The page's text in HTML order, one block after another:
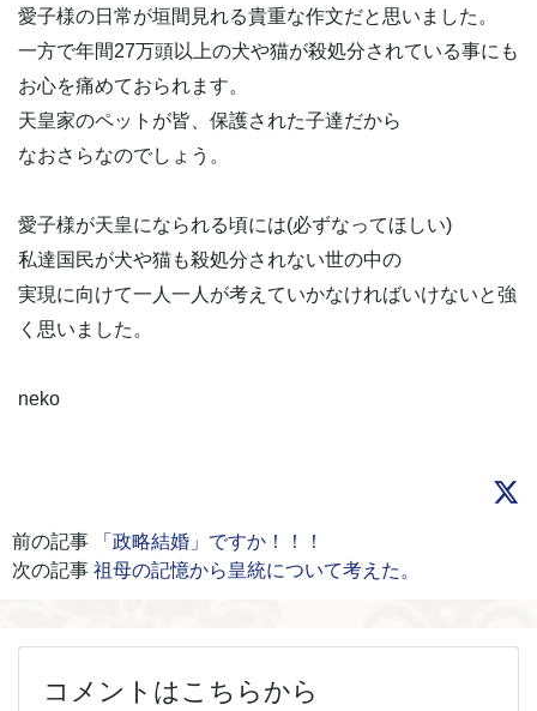
愛子様の日常が垣間見れる貴重な作文だと思いました。
一方で年間27万頭以上の犬や猫が殺処分されている事にも
お心を痛めておられます。
天皇家のペットが皆、保護された子達だから
なおさらなのでしょう。
愛子様が天皇になられる頃には(必ずなってほしい)
私達国民が犬や猫も殺処分されない世の中の
実現に向けて一人一人が考えていかなければいけないと強
く思いました。
neko
前の記事
「政略結婚」ですか！！！
次の記事 祖母の記憶から皇統について考えた。
コメントはこちらから